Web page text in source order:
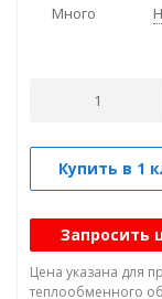
Много
Купить в 1
Запросить
Цена указана для
теплообменного